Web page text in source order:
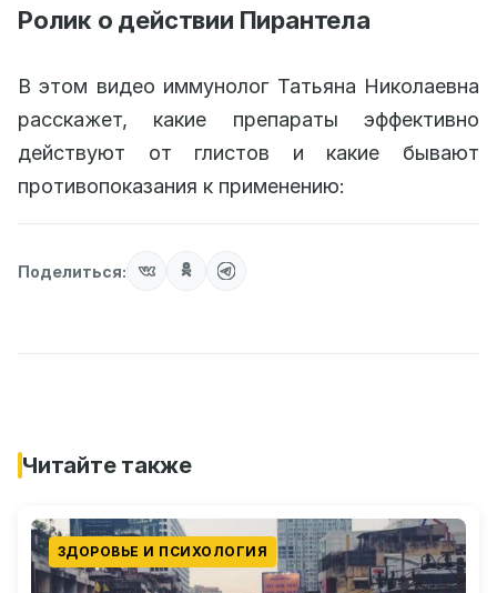
Ролик о действии Пирантела
В этом видео иммунолог Татьяна Николаевна
расскажет, какие препараты эффективно
действуют от глистов и какие бывают
противопоказания к применению:
Поделиться:
Читайте также
ЗДОРОВЬЕ И ПСИХОЛОГИЯ